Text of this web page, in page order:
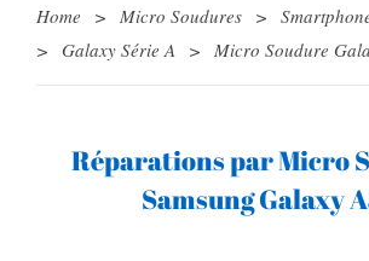
Home > Micro Soudures >
> Galaxy Série A > Micro Soudure
Réparations par Micro
Samsung Galaxy